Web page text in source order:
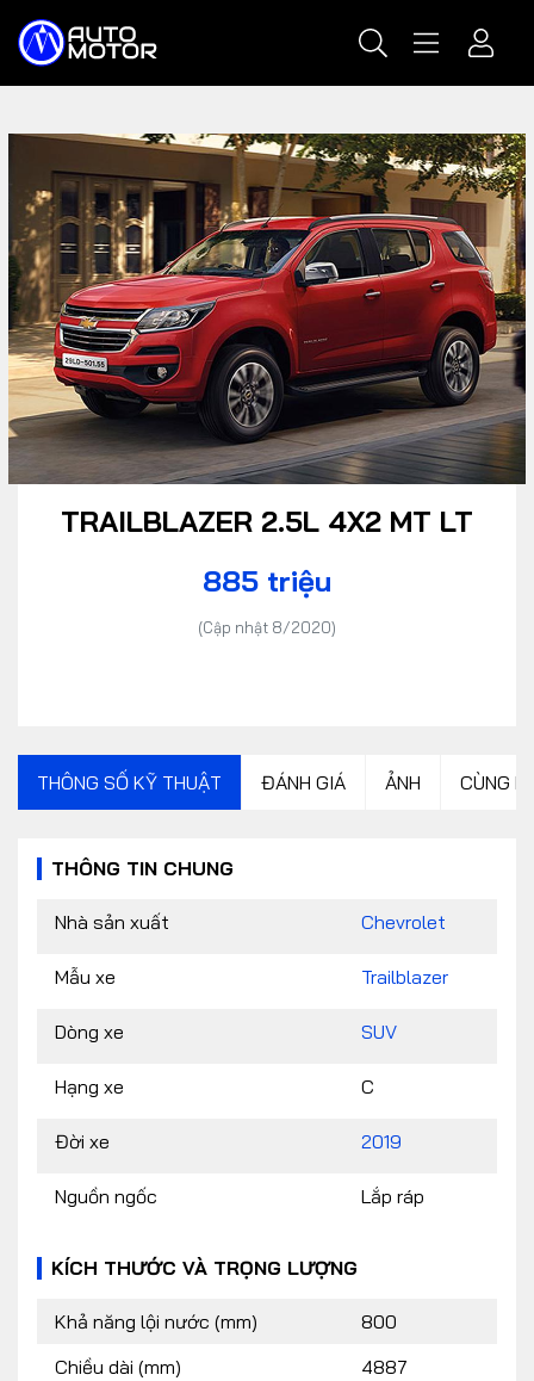
TRAILBLAZER 2.5L 4X2 MT LT
885 triệu
(Cập nhật 8/2020)
THÔNG SỐ KỸ THUẬT ĐÁNH GIÁ ẢNH CÙNG
THÔNG TIN CHUNG
Nhà sản xuất Chevrolet
Mẫu xe Trailblazer
Dòng xe SUV
Hạng xe C
Đời xe 2019
Nguồn ngốc Lắp ráp
KÍCH THƯỚC VÀ TRỌNG LƯỢNG
Khả năng lội nước (mm)
800
Chiều dài (mm)
4887